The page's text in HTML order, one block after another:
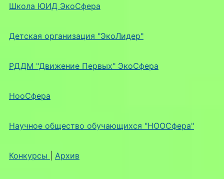
Школа ЮИД ЭкоСфера
Детская организация "ЭкоЛидер"
РДДМ "Движение Первых" ЭкоСфера
НооСфера
Научное общество обучающихся "НООСфера"
Конкурсы Архив